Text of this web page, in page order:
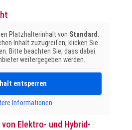
Platzhalterinhalt von Standard
Inhalt zuzugreifen, klicken Sie
Bitte beachten Sie, dass dabei
weitergegeben werden.
entsperren
Informationen
Elektro- und Hybrid-